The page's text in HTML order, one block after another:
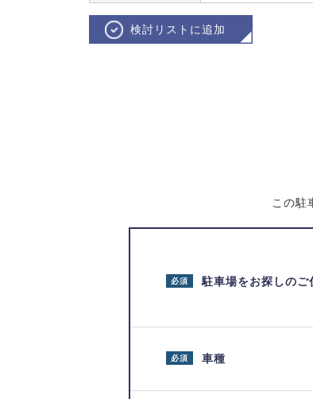
検討リストに追加
この駐
駐車場をお探しのご
必須
車種
必須